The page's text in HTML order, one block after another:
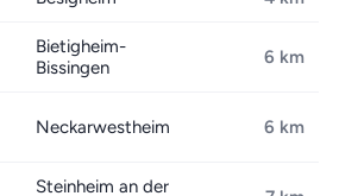
Bietigheim-
Bissingen
6 km
Neckarwestheim 6 km
Steinheim an der